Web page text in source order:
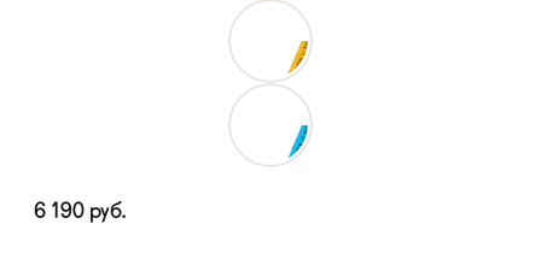
6 190 руб.